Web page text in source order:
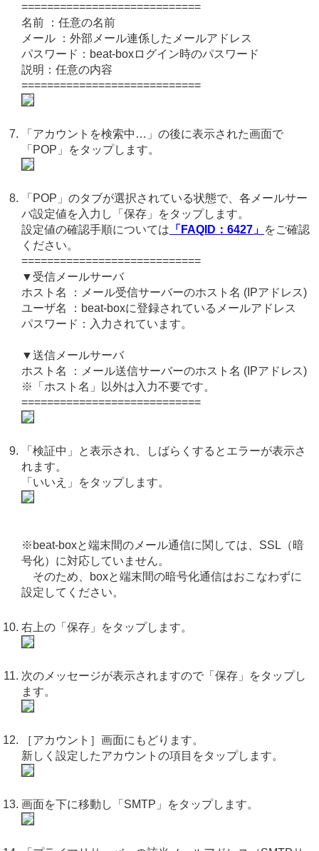
============================
名前 ：任意の名前
メール ：外部メール連係したメールアドレス
パスワード：beat-boxログイン時のパスワード
説明：任意の内容
============================
「アカウントを検索中…」の後に表示された画面で
「POP」をタップします。
「POP」のタブが選択されている状態で、各メールサー
バ設定値を入力し「保存」をタップします。
設定値の確認手順については 「FAQID：6427」 をご確認
ください。
============================
▼受信メールサーバ
ホスト名 ：メール受信サーバーのホスト名 (IPアドレス)
ユーザ名 ：beat-boxに登録されているメールアドレス
パスワード：入力されています。
▼送信メールサーバ
ホスト名 ：メール送信サーバーのホスト名 (IPアドレス)
※「ホスト名」以外は入力不要です。
============================
「検証中」と表示され、しばらくするとエラーが表示さ
れます。
「いいえ」をタップします。
※beat-boxと端末間のメール通信に関しては、SSL（暗
号化）に対応していません。
そのため、boxと端末間の暗号化通信はおこなわずに
設定してください。
右上の「保存」をタップします。
次のメッセージが表示されますので「保存」をタップし
ます。
［アカウント］画面にもどります。
新しく設定したアカウントの項目をタップします。
画面を下に移動し「SMTP」をタップします。